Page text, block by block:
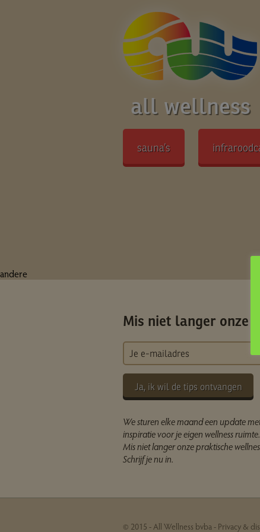
all wellness
sauna’s
andere
Mis niet langer onze
Ja, ik wil de tips ontvangen
We sturen elke maand een update
inspiratie voor je eigen wellness ruimte.
Mis niet langer onze praktische
Schrijf je nu in.
© 2015 - All Wellness bvba - Privacy &